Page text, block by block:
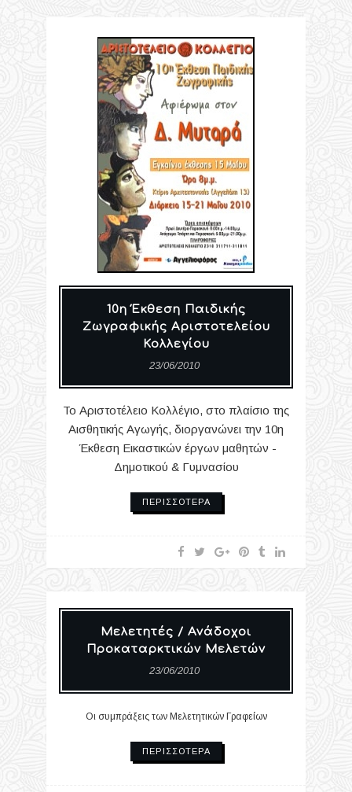
10η Έκθεση Παιδικής
Ζωγραφικής Αριστοτελείου
Κολλεγίου
23/06/2010
Το Αριστοτέλειο Κολλέγιο, στο πλαίσιο της
Αισθητικής Αγωγής, διοργανώνει την 10η
Έκθεση Εικαστικών έργων μαθητών -
Δημοτικού & Γυμνασίου
ΠΕΡΙΣΣΌΤΕΡΑ
Μελετητές / Ανάδοχοι
Προκαταρκτικών Μελετών
23/06/2010
Οι συμπράξεις των Μελετητικών Γραφείων
ΠΕΡΙΣΣΌΤΕΡΑ